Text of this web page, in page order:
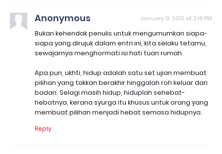
Anonymous January 9, 2012 at 2:16 PM
Bukan kehendak penulis untuk mengumumkan siapa-
siapa yang dirujuk dalam entri ini, kita selaku tetamu,
sewajarnya menghormati isi hati tuan rumah.
Apa pun, ukhti, hidup adalah satu set ujian membuat
pilihan yang takkan berakhir hinggalah roh keluar dari
badan. Selagi masih hidup, hiduplah sehebat-
hebatnya, kerana syurga itu khusus untuk orang yang
membuat pilihan menjadi hebat semasa hidupnya.
Reply